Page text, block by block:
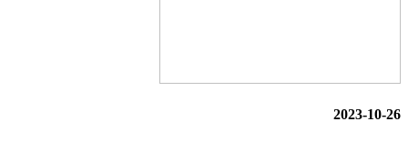
2023-10-26